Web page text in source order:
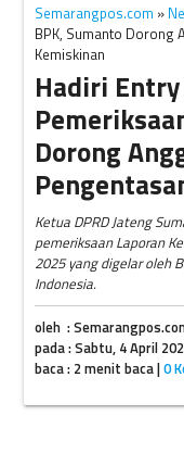
Semarangpos.com »
BPK, Sumanto Dorong
Kemiskinan
Hadiri
Dorong
Ketua DPRD Jateng
pemeriksaan Laporan
2025 yang digelar oleh
Indonesia.
oleh :
pada : Sabtu, 4 April
baca : 2 menit baca |0